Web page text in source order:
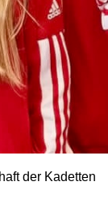
der Kadetten